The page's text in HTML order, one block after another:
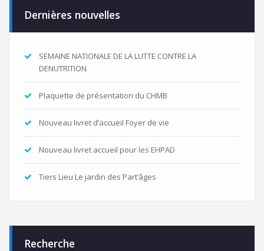
Dernières nouvelles
SEMAINE NATIONALE DE LA LUTTE CONTRE LA
DENUTRITION
Plaquette de présentation du CHMB
Nouveau livret d’accueil Foyer de vie
Nouveau livret accueil pour les EHPAD
Tiers Lieu Le jardin des Part’âges
Recherche